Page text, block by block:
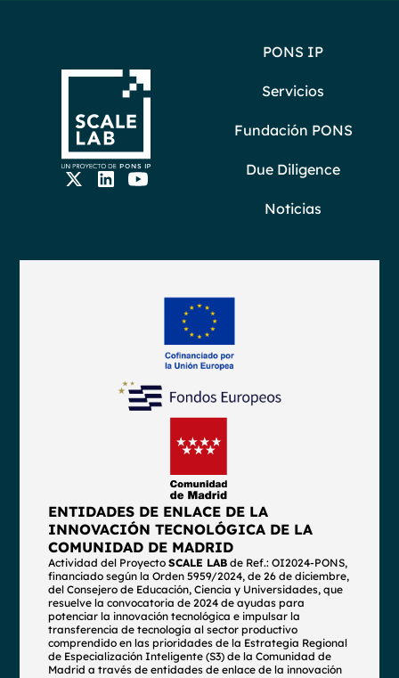
PONS IP
Servicios
Fundación PONS
Due Diligence
Noticias
ENTIDADES DE ENLACE DE LA
INNOVACIÓN TECNOLÓGICA DE LA
COMUNIDAD DE MADRID
Actividad del ProyectoSCALE LAB de Ref.: OI2024-PONS,
financiado según la Orden 5959/2024, de 26 de diciembre,
del Consejero de Educación, Ciencia y Universidades, que
resuelve la convocatoria de 2024 de ayudas para
potenciar la innovación tecnológica e impulsar la
transferencia de tecnología al sector productivo
comprendido en las prioridades de la Estrategia Regional
de Especialización Inteligente (S3) de la Comunidad de
Madrid a través de entidades de enlace de la innovación